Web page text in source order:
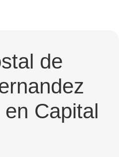
de
Capital